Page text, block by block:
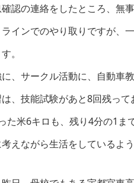
認の連絡をしたところ、無
インでのやり取りですが、
。
、サークル活動に、自動車
、技能試験があと8回残って
た米6キロも、残り4分の1ま
えながら生活をしているよ